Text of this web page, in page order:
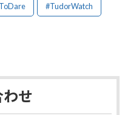
#TudorWatch
わせ